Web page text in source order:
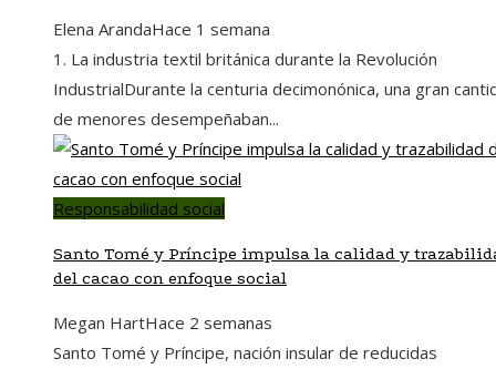
Elena ArandaHace 1 semana
1. La industria textil británica durante la Revolución
IndustrialDurante la centuria decimonónica, una gran
de menores desempeñaban...
Responsabilidad social
Santo Tomé y Príncipe impulsa la calidad y
del cacao con enfoque social
Megan HartHace 2 semanas
Santo Tomé y Príncipe, nación insular de reducidas